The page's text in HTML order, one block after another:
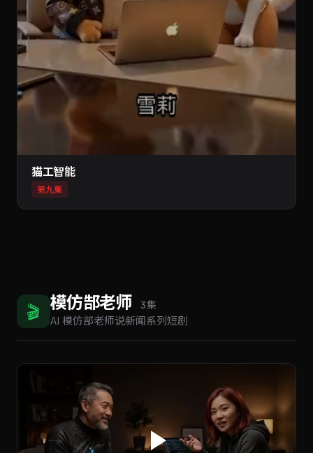
猫工智能
第九集
🎬 模仿郜老师 3 集
AI 模仿郜老师说新闻系列短剧